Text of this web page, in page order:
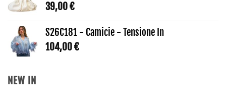
39,00€
S26C181 - Camicie - Tensione In
104,00€
NEW IN